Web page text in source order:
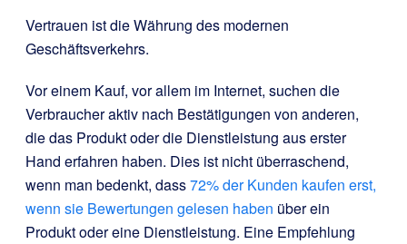
Vertrauen ist die Währung des modernen
Geschäftsverkehrs.
Vor einem Kauf, vor allem im Internet, suchen die
Verbraucher aktiv nach Bestätigungen von anderen,
die das Produkt oder die Dienstleistung aus erster
Hand erfahren haben. Dies ist nicht überraschend,
wenn man bedenkt, dass72% der Kunden kaufen erst,
wenn sie Bewertungen gelesen haben über ein
Produkt oder eine Dienstleistung. Eine Empfehlung